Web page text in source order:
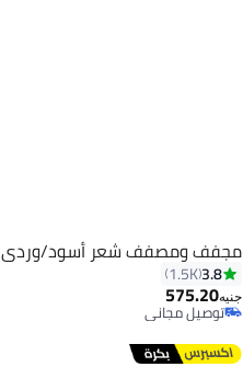
مجفف ومصفف شعر أسود/وردي
3.8
1.5K
جنيه575.20
توصيل مجاني
توصيل مجاني